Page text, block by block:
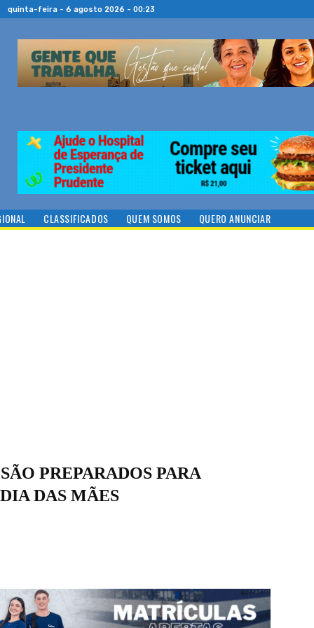
quinta-feira - 6 agosto 2026 - 00:23
CLASSIFICADOS QUEM SOMOS QUERO ANUNCIAR
PREPARADOS PARA
DAS MÃES